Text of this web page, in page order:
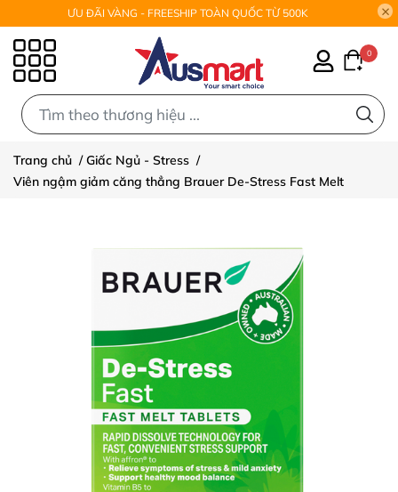
ƯU ĐÃI VÀNG - FREESHIP TOÀN QUỐC TỪ 500K
0
Trang chủ /Giấc Ngủ - Stress /
Viên ngậm giảm căng thẳng Brauer De-Stress Fast Melt